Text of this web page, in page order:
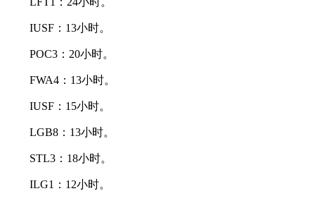
IUSF：13小时。
POC3：20小时。
FWA4：13小时。
IUSF：15小时。
LGB8：13小时。
STL3：18小时。
ILG1：12小时。